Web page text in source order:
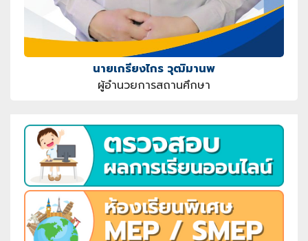
นายเกรียงไกร วุฒิมานพ
ผู้อำนวยการสถานศึกษา